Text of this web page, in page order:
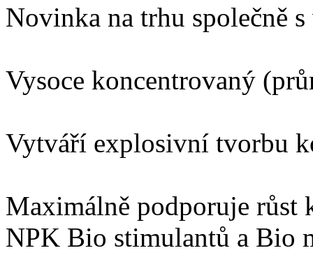
Novinka na trhu společně
Vysoce koncentrovaný
Vytváří explosivní tvorbu
Maximálně podporuje růst
NPK Bio stimulantů a Bio